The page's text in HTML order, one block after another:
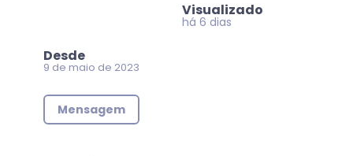
Visualizado
há 6 dias
Desde
9 de maio de 2023
Mensagem